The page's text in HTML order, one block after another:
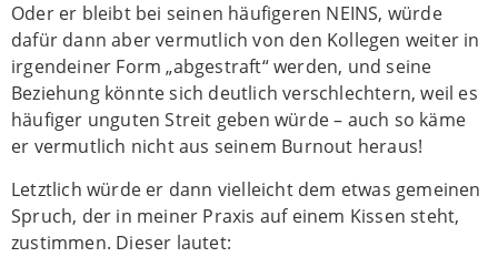
Oder er bleibt bei seinen häufigeren NEINS, würde
dafür dann aber vermutlich von den Kollegen weiter in
irgendeiner Form „abgestraft“ werden, und seine
Beziehung könnte sich deutlich verschlechtern, weil es
häufiger unguten Streit geben würde – auch so käme
er vermutlich nicht aus seinem Burnout heraus!
Letztlich würde er dann vielleicht dem etwas gemeinen
Spruch, der in meiner Praxis auf einem Kissen steht,
zustimmen. Dieser lautet: